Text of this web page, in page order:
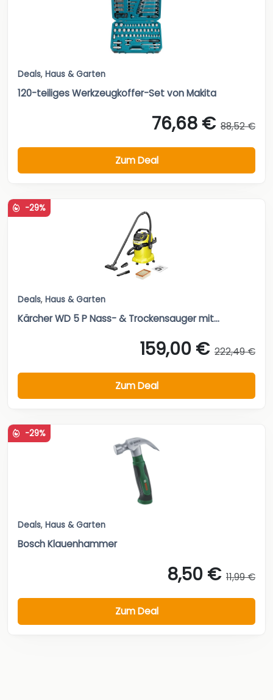
Deals, Haus & Garten
120-teiliges Werkzeugkoffer-Set von Makita
76,68 € 88,52 €
Zum Deal
-29%
Deals, Haus & Garten
Kärcher WD 5 P Nass- & Trockensauger mit...
159,00 € 222,49 €
Zum Deal
-29%
Deals, Haus & Garten
Bosch Klauenhammer
8,50 € 11,99 €
Zum Deal